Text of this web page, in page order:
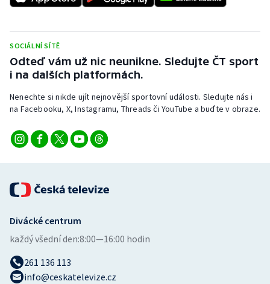
SOCIÁLNÍ SÍTĚ
Odteď vám už nic neunikne. Sledujte ČT sport
i na dalších platformách.
Nenechte si nikde ujít nejnovější sportovní události. Sledujte nás i
na Facebooku, X, Instagramu, Threads či YouTube a buďte v obraze.
Divácké centrum
každý všední den:8:00—16:00 hodin
261 136 113
info@ceskatelevize.cz